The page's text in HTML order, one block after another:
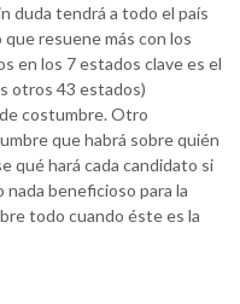
duda tendrá a todo el país
resuene más con los
en los 7 estados clave es el
otros 43 estados)
costumbre. Otro
que habrá sobre quién
qué hará cada candidato si
nada beneficioso para la
todo cuando éste es la